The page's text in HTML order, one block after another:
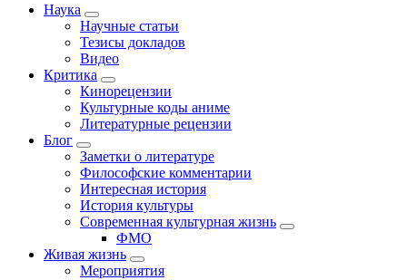
Наука
Научные статьи
Тезисы докладов
Видео
Критика
Кинорецензии
Культурные коды аниме
Литературные рецензии
Блог
Заметки о литературе
Философские комментарии
Интересная история
История культуры
Современная культурная жизнь
ФМО
Живая жизнь
Мероприятия